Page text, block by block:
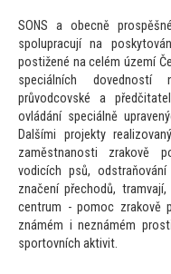
SONS a obecně
spolupracují na posky
postižené na celém území
speciálních dovedností
průvodcovské a
ovládání speciálně
Dalšími projekty
zaměstnanosti zrakově
vodicích psů, odstraňování
značení přechodů,
centrum - pomoc zrakově
známém i neznámém
sportovních aktivit.